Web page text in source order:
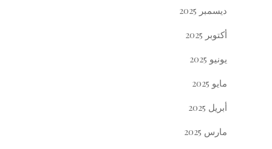
ديسمبر 2025
أكتوبر 2025
يونيو 2025
مايو 2025
أبريل 2025
مارس 2025